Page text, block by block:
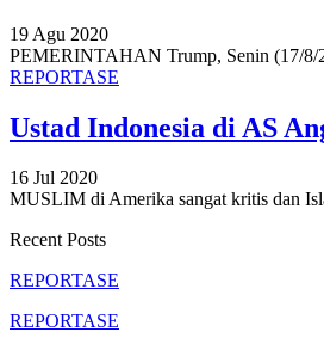
19 Agu 2020
PEMERINTAHAN Trump, Senin (17/8/
REPORTASE
Ustad Indonesia di AS
16 Jul 2020
MUSLIM di Amerika sangat kritis dan
Recent Posts
REPORTASE
REPORTASE